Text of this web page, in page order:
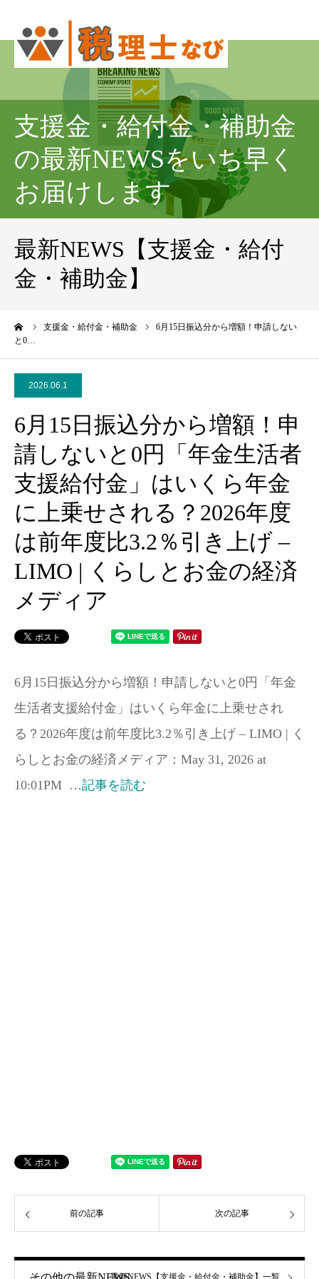
支援金・給付金・補助金
の最新NEWSをいち早く
お届けします
最新NEWS【支援金・給付
金・補助金】
支援金・給付金・補助金
6月15日振込分から増額！申請しない
と0…
2026.06.1
6月15日振込分から増額！申
請しないと0円「年金生活者
支援給付金」はいくら年金
に上乗せされる？2026年度
は前年度比3.2％引き上げ –
LIMO | くらしとお金の経済
メディア
6月15日振込分から増額！申請しないと0円「年金
生活者支援給付金」はいくら年金に上乗せされ
る？2026年度は前年度比3.2％引き上げ – LIMO | く
らしとお金の経済メディア：May 31, 2026 at
10:01PM …記事を読む
前の記事 次の記事
最新NEWS【支援金・給付金・補助金】一覧